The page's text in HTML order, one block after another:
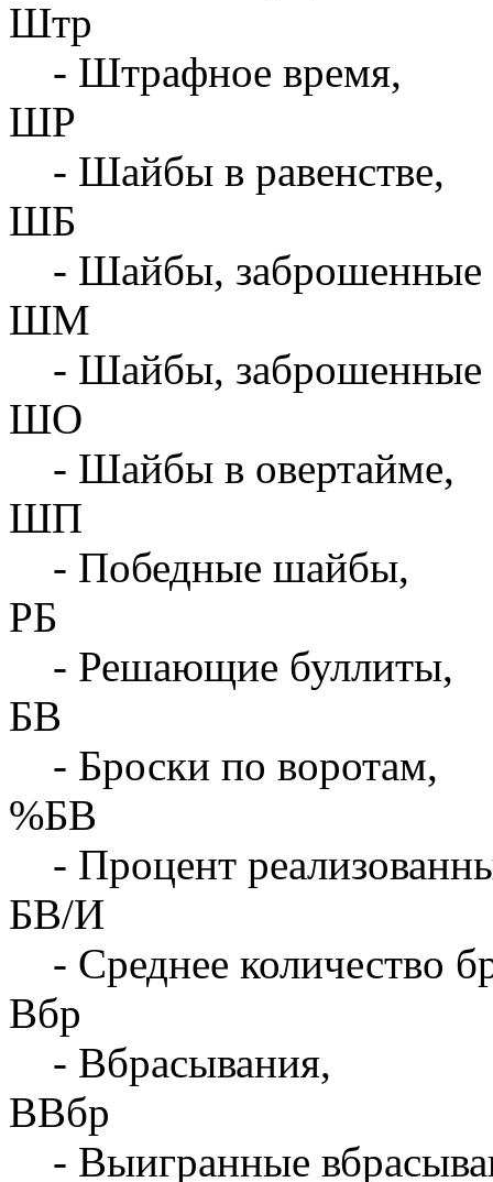
Штр
- Штрафное время,
ШР
- Шайбы в равенстве,
ШБ
- Шайбы, заброшенные
ШМ
- Шайбы, заброшенные
ШО
- Шайбы в овертайме,
ШП
- Победные шайбы,
РБ
- Решающие буллиты,
БВ
- Броски по воротам,
%БВ
- Процент
БВ/И
- Среднее количество
Вбр
- Вбрасывания,
ВВбр
- Выигранные